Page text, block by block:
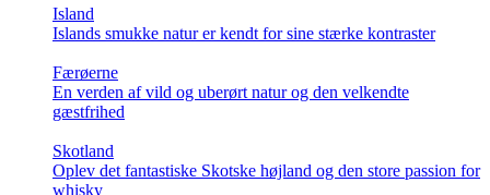
Island
Islands smukke natur er kendt for sine stærke kontraster
Færøerne
En verden af vild og uberørt natur og den velkendte
gæstfrihed
Skotland
Oplev det fantastiske Skotske højland og den store passion for
whisky